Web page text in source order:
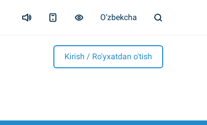
O’zbekcha
Kirish / Ro'yxatdan o'tish